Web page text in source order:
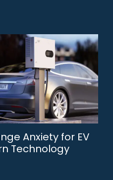
Anxiety for EV
Technology